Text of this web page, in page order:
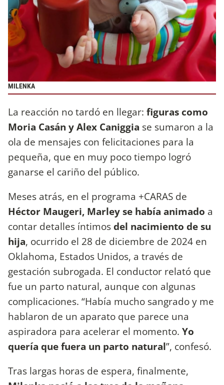
MILENKA
La reacción no tardó en llegar: figuras como
Moria Casán y Alex Caniggia se sumaron a la
ola de mensajes con felicitaciones para la
pequeña, que en muy poco tiempo logró
ganarse el cariño del público.
Meses atrás, en el programa +CARAS de
Héctor Maugeri, Marley se había animado a
contar detalles íntimosdel nacimiento de su
hija, ocurrido el 28 de diciembre de 2024 en
Oklahoma, Estados Unidos, a través de
gestación subrogada. El conductor relató que
fue un parto natural, aunque con algunas
complicaciones. “Había mucho sangrado y me
hablaron de un aparato que parece una
aspiradora para acelerar el momento. Yo
quería que fuera un parto natural”, confesó.
Tras largas horas de espera, finalmente,